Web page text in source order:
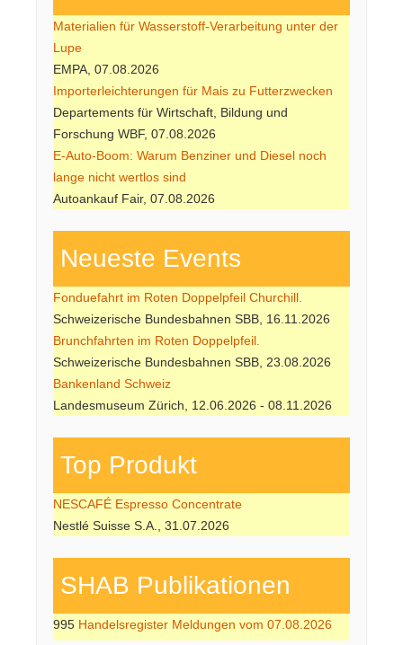
Materialien für Wasserstoff-Verarbeitung unter der
Lupe
EMPA, 07.08.2026
Importerleichterungen für Mais zu Futterzwecken
Departements für Wirtschaft, Bildung und
Forschung WBF, 07.08.2026
E-Auto-Boom: Warum Benziner und Diesel noch
lange nicht wertlos sind
Autoankauf Fair, 07.08.2026
Neueste Events
Fonduefahrt im Roten Doppelpfeil Churchill.
Schweizerische Bundesbahnen SBB, 16.11.2026
Brunchfahrten im Roten Doppelpfeil.
Schweizerische Bundesbahnen SBB, 23.08.2026
Bankenland Schweiz
Landesmuseum Zürich, 12.06.2026 - 08.11.2026
Top Produkt
NESCAFÉ Espresso Concentrate
Nestlé Suisse S.A., 31.07.2026
SHAB Publi­kati­onen
995 Handelsregister Meldungen vom 07.08.2026